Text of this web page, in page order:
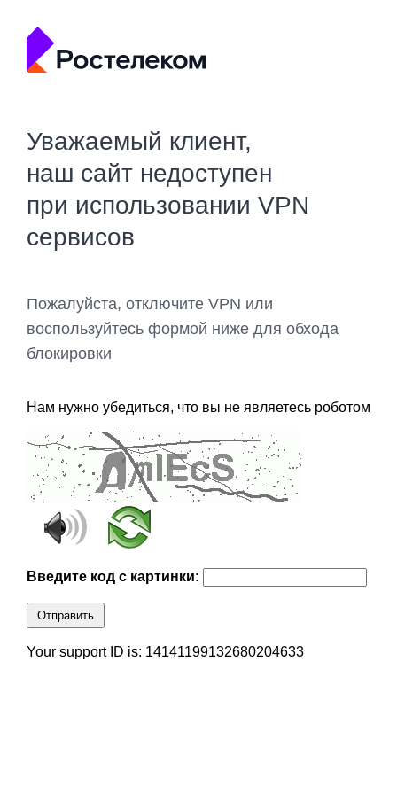
Уважаемый клиент,
наш сайт недоступен
при использовании VPN
сервисов
Пожалуйста, отключите VPN или
воспользуйтесь формой ниже для обхода
блокировки
Нам нужно убедиться, что вы не являетесь роботом
Введите код с картинки:
Отправить
Your support ID is: 14141199132680204633